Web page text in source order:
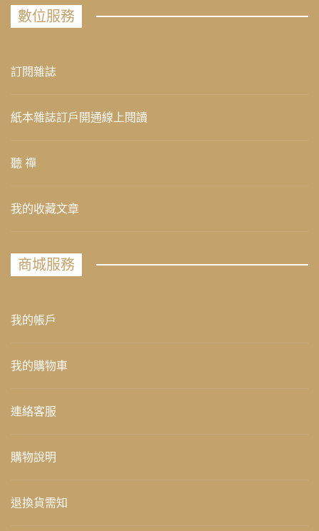
數位服務
訂閱雜誌
紙本雜誌訂戶開通線上閱讀
聽 禪
我的收藏文章
商城服務
我的帳戶
我的購物車
連絡客服
購物說明
退換貨需知